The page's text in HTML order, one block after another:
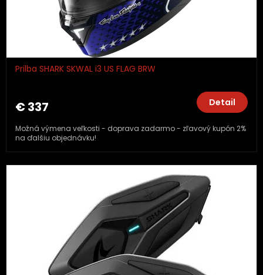
Prilba SHARK SKWAL i3 US FLAG BRW
€ 337 Detail
Možná výmena veľkosti - doprava zadarmo - zľavový kupón 2%
na ďalšiu objednávku!